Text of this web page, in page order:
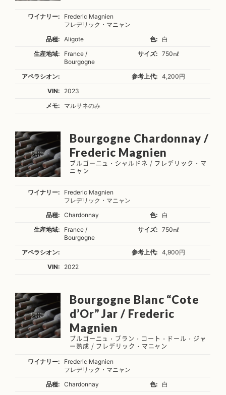
ワイナリー:
Frederic Magnien
フレデリック・マニャン
品種:
Aligote 色:
白
生産地域:
France /
Bourgogne
サイズ: 750㎖
アペラシオン: 参考上代:
4,200円
VIN:
2023
メモ:
マルサネのみ
Bourgogne Chardonnay /
Frederic Magnien
ブルゴーニュ・シャルドネ / フレデリック・マ
ニャン
ワイナリー:
Frederic Magnien
フレデリック・マニャン
品種:
Chardonnay 色:
白
生産地域:
France /
Bourgogne
サイズ: 750㎖
アペラシオン: 参考上代:
4,900円
VIN:
2022
Bourgogne Blanc “Cote
d’Or” Jar / Frederic
Magnien
ブルゴーニュ・ブラン・コート・ドール・ジャ
ー熟成 / フレデリック・マニャン
ワイナリー:
Frederic Magnien
フレデリック・マニャン
品種:
Chardonnay 色:
白